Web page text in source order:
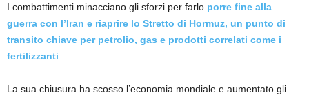
I combattimenti minacciano gli sforzi per farlo porre fine alla
guerra con l’Iran e riaprire lo Stretto di Hormuz, un punto di
transito chiave per petrolio, gas e prodotti correlati come i
fertilizzanti
La sua chiusura ha scosso l’economia mondiale e aumentato gli